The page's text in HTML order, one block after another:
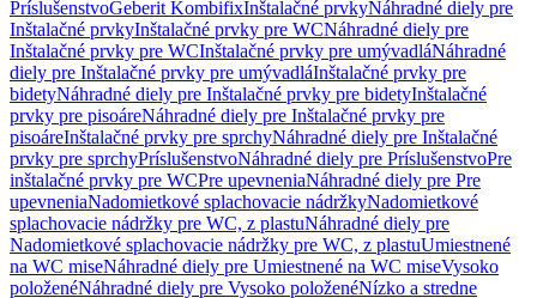
PríslušenstvoGeberit KombifixInštalačné prvkyNáhradné diely pre
Inštalačné prvkyInštalačné prvky pre WCNáhradné diely pre
Inštalačné prvky pre WCInštalačné prvky pre umývadláNáhradné
diely pre Inštalačné prvky pre umývadláInštalačné prvky pre
bidetyNáhradné diely pre Inštalačné prvky pre bidetyInštalačné
prvky pre pisoáreNáhradné diely pre Inštalačné prvky pre
pisoáreInštalačné prvky pre sprchyNáhradné diely pre Inštalačné
prvky pre sprchyPríslušenstvoNáhradné diely pre PríslušenstvoPre
inštalačné prvky pre WCPre upevneniaNáhradné diely pre Pre
upevneniaNadomietkové splachovacie nádržkyNadomietkové
splachovacie nádržky pre WC, z plastuNáhradné diely pre
Nadomietkové splachovacie nádržky pre WC, z plastuUmiestnené
na WC miseNáhradné diely pre Umiestnené na WC miseVysoko
položenéNáhradné diely pre Vysoko položenéNízko a stredne